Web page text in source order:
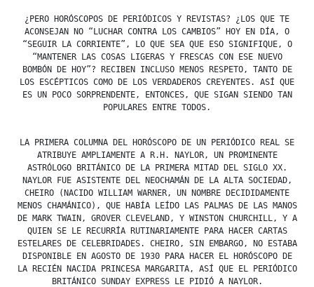
¿PERO HORÓSCOPOS DE PERIÓDICOS Y REVISTAS? ¿LOS QUE TE
ACONSEJAN NO “LUCHAR CONTRA LOS CAMBIOS” HOY EN DÍA, O
“SEGUIR LA CORRIENTE”, LO QUE SEA QUE ESO SIGNIFIQUE, O
“MANTENER LAS COSAS LIGERAS Y FRESCAS CON ESE NUEVO
BOMBÓN DE HOY”? RECIBEN INCLUSO MENOS RESPETO, TANTO DE
LOS ESCÉPTICOS COMO DE LOS VERDADEROS CREYENTES. ASÍ QUE
ES UN POCO SORPRENDENTE, ENTONCES, QUE SIGAN SIENDO TAN
POPULARES ENTRE TODOS.
LA PRIMERA COLUMNA DEL HORÓSCOPO DE UN PERIÓDICO REAL SE
ATRIBUYE AMPLIAMENTE A R.H. NAYLOR, UN PROMINENTE
ASTRÓLOGO BRITÁNICO DE LA PRIMERA MITAD DEL SIGLO XX.
NAYLOR FUE ASISTENTE DEL NEOCHAMÁN DE LA ALTA SOCIEDAD,
CHEIRO (NACIDO WILLIAM WARNER, UN NOMBRE DECIDIDAMENTE
MENOS CHAMÁNICO), QUE HABÍA LEÍDO LAS PALMAS DE LAS MANOS
DE MARK TWAIN, GROVER CLEVELAND, Y WINSTON CHURCHILL, Y A
QUIEN SE LE RECURRÍA RUTINARIAMENTE PARA HACER CARTAS
ESTELARES DE CELEBRIDADES. CHEIRO, SIN EMBARGO, NO ESTABA
DISPONIBLE EN AGOSTO DE 1930 PARA HACER EL HORÓSCOPO DE
LA RECIÉN NACIDA PRINCESA MARGARITA, ASÍ QUE EL PERIÓDICO
BRITÁNICO SUNDAY EXPRESS LE PIDIÓ A NAYLOR.